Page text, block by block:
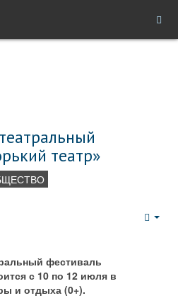
театр»
фестиваль
с 10 по 12 июля в
и отдыха (0+).